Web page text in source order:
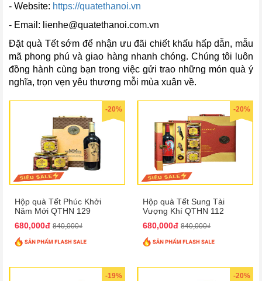
- Website: https://quatethanoi.vn
- Email: lienhe@quatethanoi.com.vn
Đặt quà Tết sớm để nhận ưu đãi chiết khấu hấp dẫn, mẫu
mã phong phú và giao hàng nhanh chóng. Chúng tôi luôn
đồng hành cùng bạn trong việc gửi trao những món quà ý
nghĩa, trọn vẹn yêu thương mỗi mùa xuân về.
-20%
Hộp quà Tết Phúc Khởi
Năm Mới QTHN 129
680,000đ 840,000₫
-20%
Hộp quà Tết Sung Tài
Vượng Khí QTHN 112
680,000đ 840,000₫
-19% -20%